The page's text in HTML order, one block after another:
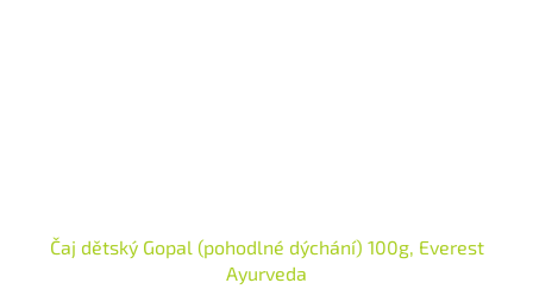
Čaj dětský Gopal (pohodlné dýchání) 100g, Everest
Ayurveda